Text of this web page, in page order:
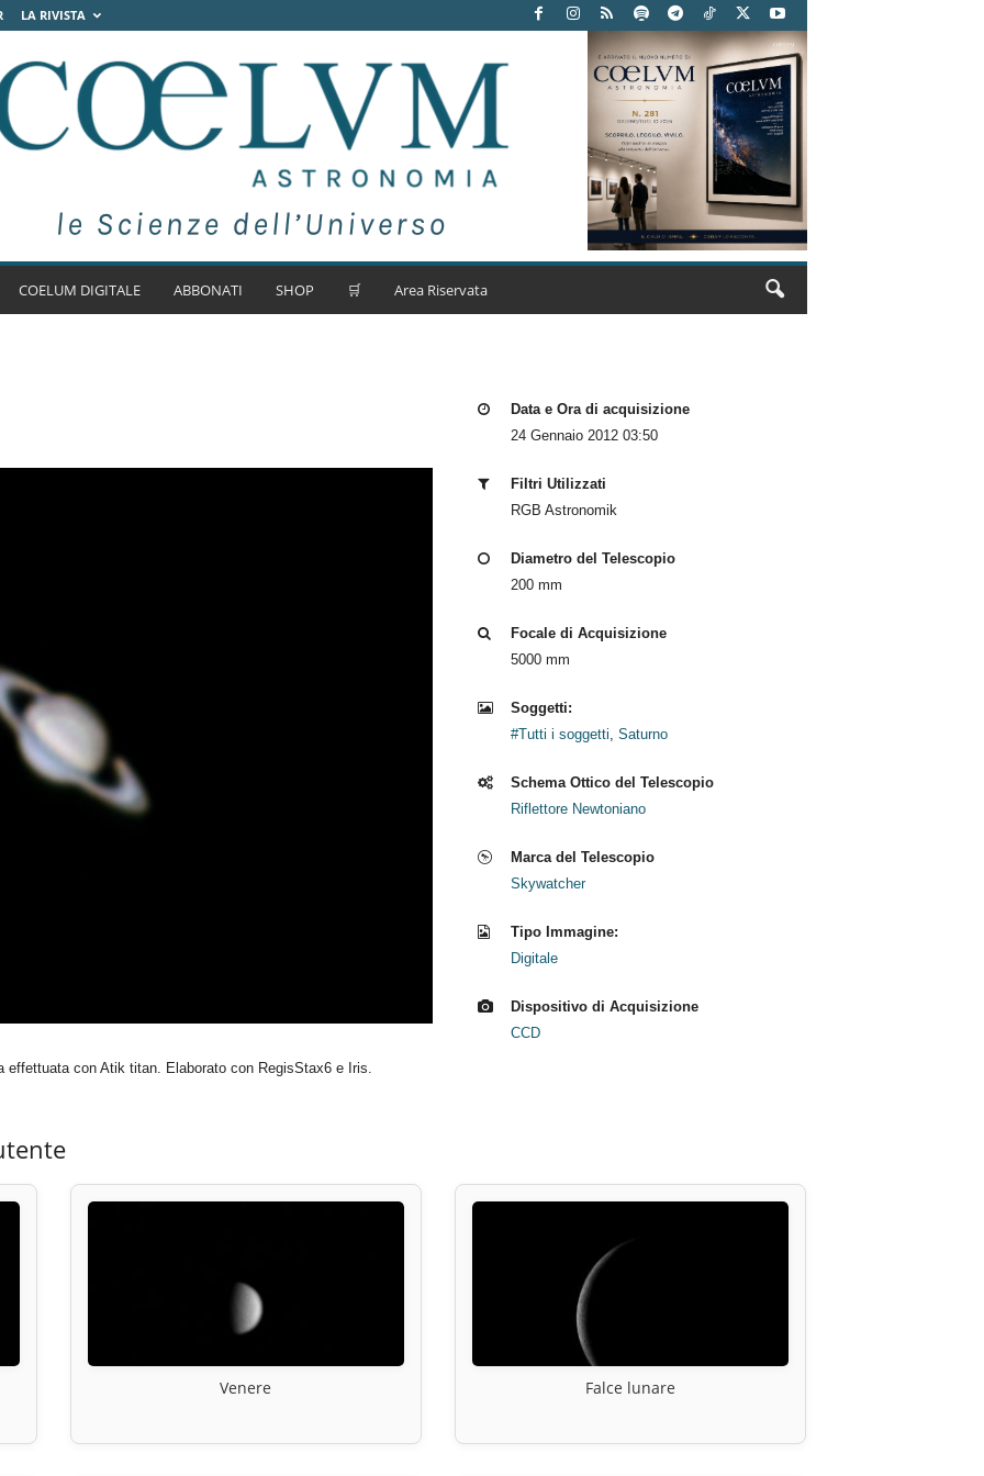
LA RIVISTA
COELUM DIGITALE ABBONATI SHOP 🛒 Area Riservata
con Atik titan. Elaborato con RegisStax6 e Iris.
Data e Ora di acquisizione
24 Gennaio 2012 03:50
Filtri Utilizzati
RGB Astronomik
Diametro del Telescopio
200 mm
Focale di Acquisizione
5000 mm
Soggetti:
#Tutti i soggetti, Saturno
Schema Ottico del Telescopio
Riflettore Newtoniano
Marca del Telescopio
Skywatcher
Tipo Immagine:
Digitale
Dispositivo di Acquisizione
CCD
Venere Falce lunare